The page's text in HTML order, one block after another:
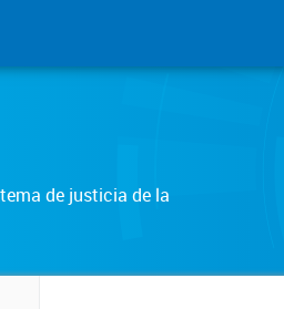
de justicia de la